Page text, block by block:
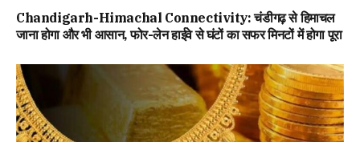
Chandigarh-Himachal Connectivity: चंडीगढ़ से हिमाचल
जाना होगा और भी आसान, फोर-लेन हाईवे से घंटों का सफर मिनटों में होगा पूरा